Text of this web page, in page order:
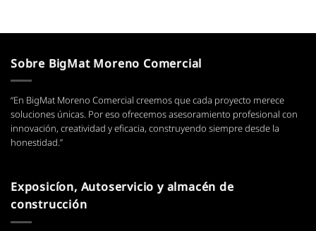
Sobre BigMat Moreno Comercial
“En BigMat Moreno Comercial creemos que cada proyecto merece
soluciones únicas. Por eso ofrecemos asesoramiento profesional con
innovación, creatividad y eficacia, construyendo siempre desde la
honestidad.”
Exposicíon, Autoservicio y almacén de
construcción